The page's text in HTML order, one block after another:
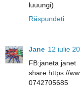
luuungi)
Răspundeți
Jane 12 iulie
FB:janeta janet
share:https://
0742705685